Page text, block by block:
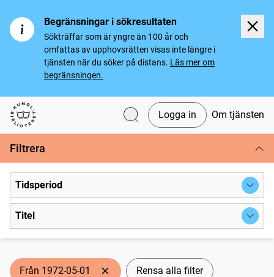
Begränsningar i sökresultaten
Sökträffar som är yngre än 100 år och
omfattas av upphovsrätten visas inte längre i
tjänsten när du söker på distans. Läs mer om
begränsningen.
Svenska tidningar
Logga in Om tjänsten
Filtrera
Tidsperiod
Titel
Från 1972-05-01 Rensa alla filter